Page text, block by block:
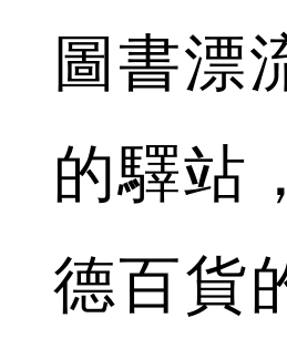
圖書漂
的驛站
德百貨